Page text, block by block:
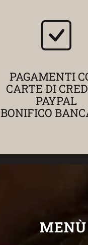
PAGAMENTI
CARTE DI
PAYPAL
BONIFICO
MENÙ